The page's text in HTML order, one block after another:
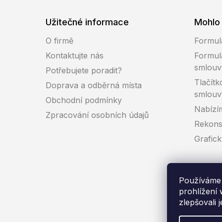
prohlížení
zlepšovali
Užitečné informace
O firmě
Kontaktujte nás
Potřebujete poradit?
Doprava a odběrná místa
Obchodní podmínky
Zpracování osobních údajů